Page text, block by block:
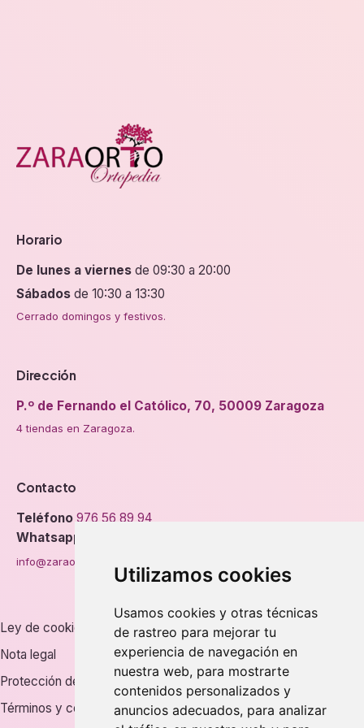
Utilizamos cookies
Usamos cookies y otras técnicas
de rastreo para mejorar tu
experiencia de navegación en
nuestra web, para mostrarte
contenidos personalizados y
anuncios adecuados, para analizar
Horario
De lunes a viernes de 09:30 a 20:00
Sábados de 10:30 a 13:30
Cerrado domingos y festivos.
Dirección
P.º de Fernando el Católico, 70, 50009 Zaragoza
4 tiendas en Zaragoza.
Contacto
Teléfono 976 56 89 94
Whatsapp
info@zaraorto.com
Ley de cookies
Nota legal
Protección de datos
Términos y condiciones